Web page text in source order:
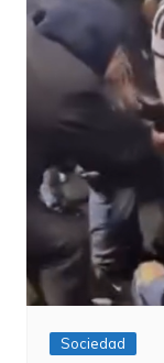
Sociedad